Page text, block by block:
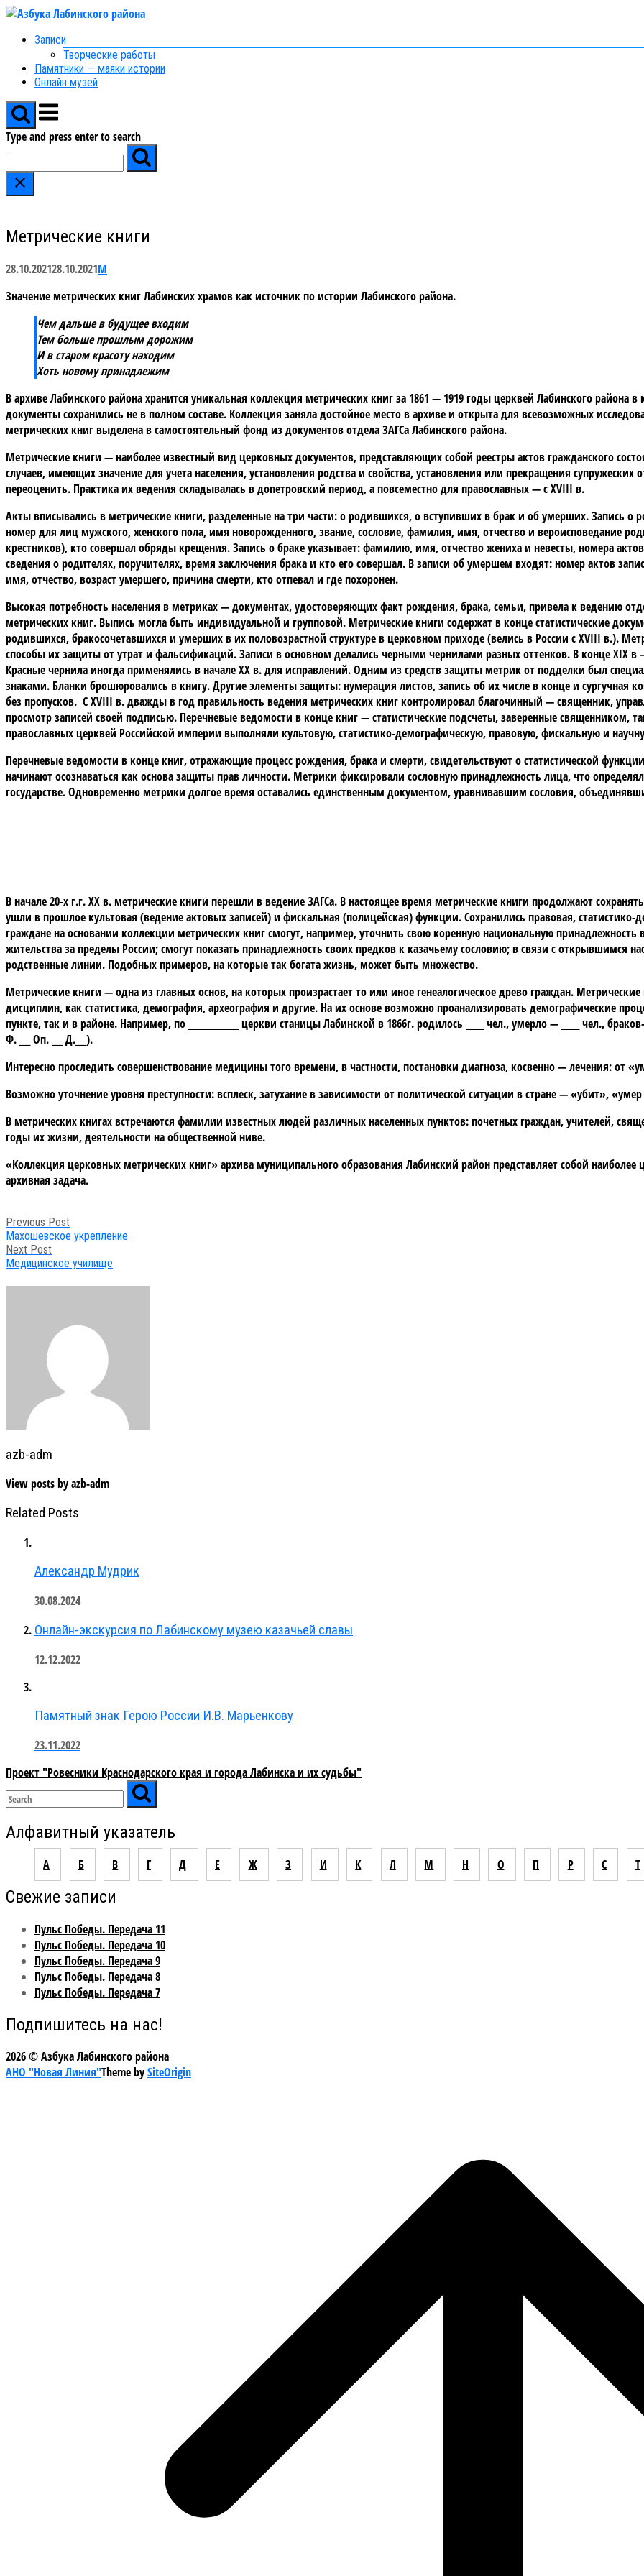
Skip
contentЗаписи
Творческие работы
Памятники — маяки истории
Онлайн музей
Menu
Type and press enter to search
Метрические книги
28.10.202128.10.2021М
Значение метрических книг Лабинских храмов как источник по истории Лабинского района.
Чем дальше в будущее входим
Тем больше прошлым дорожим
И в старом красоту находим
Хоть новому принадлежим
В архиве Лабинского района хранится уникальная коллекция метрических книг за 1861 — 1919 годы церквей Лабинского района
документы сохранились не в полном составе. Коллекция заняла достойное место в архиве и открыта для всевозможных
метрических книг выделена в самостоятельный фонд из документов отдела ЗАГСа Лабинского района.
Метрические книги — наиболее известный вид церковных документов, представляющих собой реестры актов гражданского
случаев, имеющих значение для учета населения, установления родства и свойства, установления или прекращения
переоценить. Практика их ведения складывалась в допетровский период, а повсеместно для православных — с XVIII в.
Акты вписывались в метрические книги, разделенные на три части: о родившихся, о вступивших в брак и об умерших. Запись
номер для лиц мужского, женского пола, имя новорожденного, звание, сословие, фамилия, имя, отчество и вероисповедание
крестников), кто совершал обряды крещения. Запись о браке указывает: фамилию, имя, отчество жениха и невесты, номера
сведения о родителях, поручителях, время заключения брака и кто его совершал. В записи об умершем входят: номер актов
имя, отчество, возраст умершего, причина смерти, кто отпевал и где похоронен.
Высокая потребность населения в метриках — документах, удостоверяющих факт рождения, брака, семьи, привела к ведению
метрических книг. Выпись могла быть индивидуальной и групповой. Метрические книги содержат в конце статистические
родившихся, бракосочетавшихся и умерших в их половозрастной структуре в церковном приходе (велись в России с XVIII в.).
способы их защиты от утрат и фальсификаций. Записи в основном делались черными чернилами разных оттенков. В конце XIX
Красные чернила иногда применялись в начале XX в. для исправлений. Одним из средств защиты метрик от подделки был
знаками. Бланки брошюровались в книгу. Другие элементы защиты: нумерация листов, запись об их числе в конце и сургучная
без пропусков. С XVIII в. дважды в год правильность ведения метрических книг контролировал благочинный — священник,
просмотр записей своей подписью. Перечневые ведомости в конце книг — статистические подсчеты, заверенные
православных церквей Российской империи выполняли культовую, статистико-демографическую, правовую, фискальную и
Перечневые ведомости в конце книг, отражающие процесс рождения, брака и смерти, свидетельствуют о статистической
начинают осознаваться как основа защиты прав личности. Метрики фиксировали сословную принадлежность лица, что
государстве. Одновременно метрики долгое время оставались единственным документом, уравнивавшим сословия,
В начале 20-х г.г. XX в. метрические книги перешли в ведение ЗАГСа. В настоящее время метрические книги продолжают
ушли в прошлое культовая (ведение актовых записей) и фискальная (полицейская) функции. Сохранились правовая,
граждане на основании коллекции метрических книг смогут, например, уточнить свою коренную национальную принадлежность
жительства за пределы России; смогут показать принадлежность своих предков к казачьему сословию; в связи с открывшимся
родственные линии. Подобных примеров, на которые так богата жизнь, может быть множество.
Метрические книги — одна из главных основ, на которых произрастает то или иное генеалогическое древо граждан.
дисциплин, как статистика, демография, археография и другие. На их основе возможно проанализировать демографические
пункте, так и в районе. Например, по ______________ церкви станицы Лабинской в 1866г. родилось _____ чел., умерло — _____ чел.,
Ф. ___ Оп. ___ Д.___).
Интересно проследить совершенствование медицины того времени, в частности, постановки диагноза, косвенно — лечения:
Возможно уточнение уровня преступности: всплеск, затухание в зависимости от политической ситуации в стране — «убит»,
В метрических книгах встречаются фамилии известных людей различных населенных пунктов: почетных граждан, учителей,
годы их жизни, деятельности на общественной ниве.
«Коллекция церковных метрических книг» архива муниципального образования Лабинский район представляет собой
архивная задача.
navigation
Previous Post
Махошевское укрепление
Next Post
Медицинское училище
azb-adm
View posts by azb-adm
Related Posts
Александр Мудрик
30.08.2024
Онлайн-экскурсия по Лабинскому музею казачьей славы
12.12.2022
Памятный знак Герою России И.В. Марьенкову
23.11.2022
Проект "Ровесники Краснодарского края и города Лабинска и их судьбы"
Алфавитный указатель
А Б В Г Д Е Ж З И К Л М Н О П Р С Т
Свежие записи
Пульс Победы. Передача 11
Пульс Победы. Передача 10
Пульс Победы. Передача 9
Пульс Победы. Передача 8
Пульс Победы. Передача 7
Подпишитесь на нас!
2026 © Азбука Лабинского района
АНО "Новая Линия"Theme bySiteOrigin